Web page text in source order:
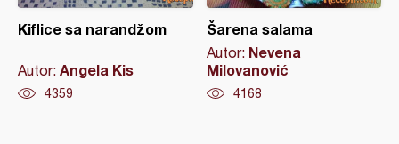
Kiflice sa narandžom
Autor: Angela Kis
4359
Šarena salama
Autor: Nevena
Milovanović
4168